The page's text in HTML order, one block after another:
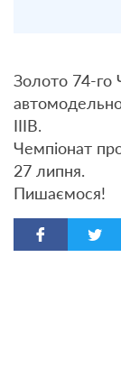
Золото 74-го
ІІІВ.
Чемпіонат
27 липня.
Пишаємося!